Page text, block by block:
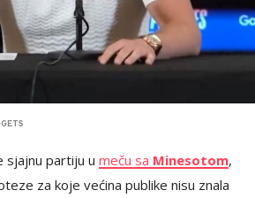
sjajnu partiju u meču sa Minesotom,
za koje većina publike nisu znala